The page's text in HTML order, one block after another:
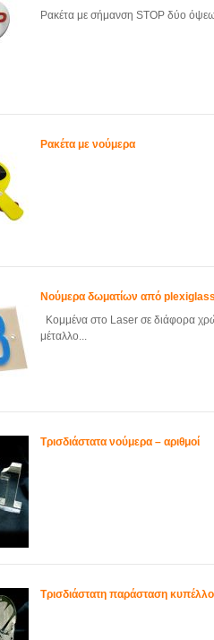
Ρακέτα με σήμανση STOP δύο
Ρακέτα με νούμερα
Νούμερα δωματίων από plexiglass
Κομμένα στο Laser σε διάφορα
μέταλλο...
Τρισδιάστατα νούμερα – αριθμοί
Τρισδιάστατη παράσταση